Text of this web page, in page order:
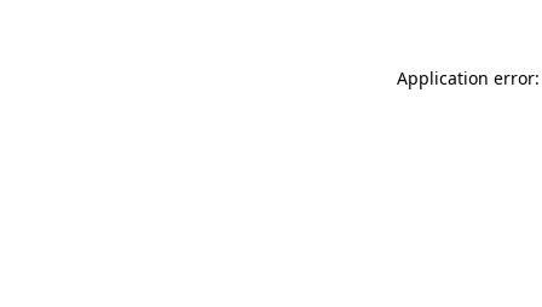
Application